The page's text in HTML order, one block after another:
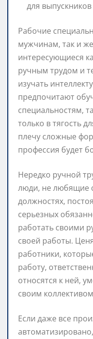
для
Рабочие
мужчинам, так и
интересующиеся
ручным трудом и
изучать
предпочитают
специальностям,
только в тягость
плечу сложные
профессия будет
Нередко ручной
люди, не любящие
должностях,
серьезных
работать своими
своей работы.
работники,
работу,
относятся к ней,
своим
Если даже все